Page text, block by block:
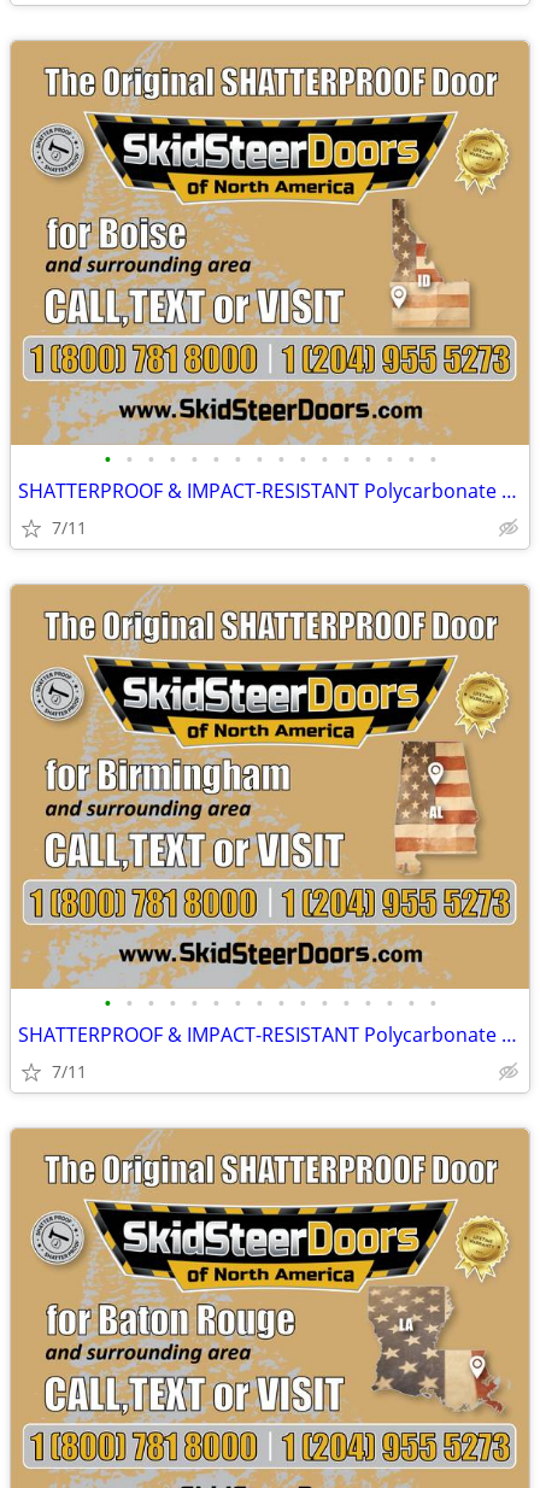
• • • • • • • • • • • • • • • •
SHATTERPROOF & IMPACT-RESISTANT Polycarbonate Skid Steer Door Kits
7/11
• • • • • • • • • • • • • • • •
SHATTERPROOF & IMPACT-RESISTANT Polycarbonate Skid Steer Door Kits
7/11